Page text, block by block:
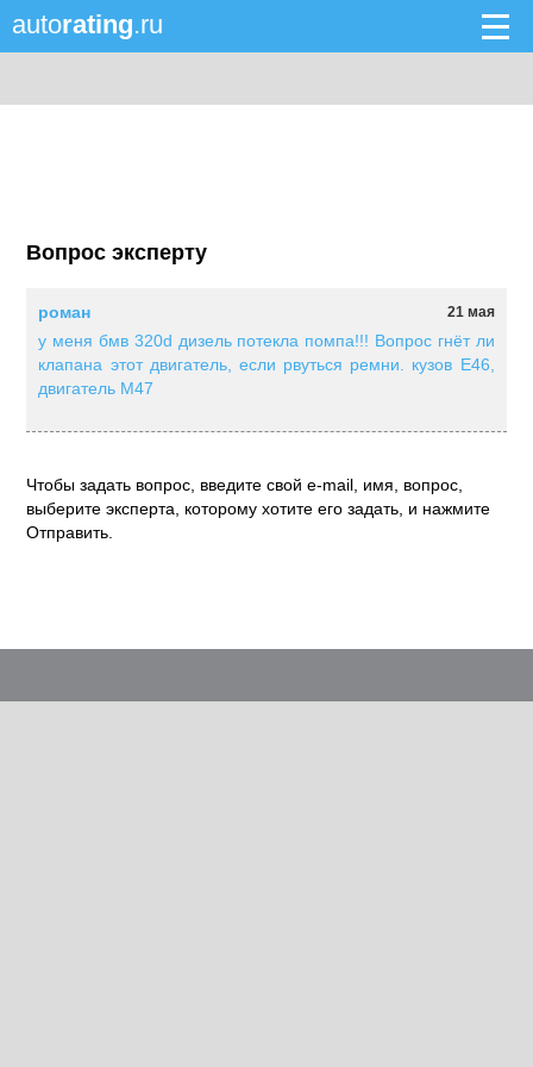
autorating.ru
Вопрос эксперту
21 мая
роман
у меня бмв 320d дизель потекла помпа!!! Вопрос гнёт ли
клапана этот двигатель, если рвуться ремни. кузов Е46,
двигатель М47
Чтобы задать вопрос, введите свой e-mail, имя, вопрос,
выберите эксперта, которому хотите его задать, и нажмите
Отправить.